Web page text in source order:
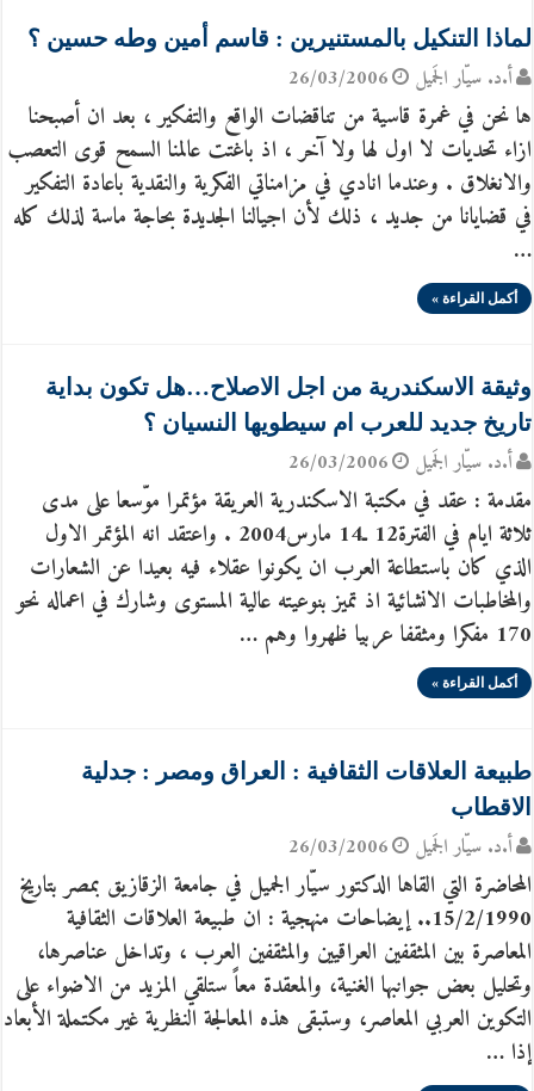
لماذا التنكيل بالمستنيرين : قاسم أمين وطه حسين ؟
أ.د. سيّار الجَميل 26/03/2006
ها نحن في غمرة قاسية من تناقضات الواقع والتفكير ، بعد ان أصبحنا
ازاء تحديات لا اول لها ولا آخر ، اذ باغتت عالمنا السمح قوى التعصب
والانغلاق . وعندما انادي في مزامناتي الفكرية والنقدية باعادة التفكير
في قضايانا من جديد ، ذلك لأن اجيالنا الجديدة بحاجة ماسة لذلك كله
…
أكمل القراءة »
وثيقة الاسكندرية من اجل الاصلاح…هل تكون بداية
تاريخ جديد للعرب ام سيطويها النسيان ؟
أ.د. سيّار الجَميل 26/03/2006
مقدمة : عقد في مكتبة الاسكندرية العريقة مؤتمرا موّسعا على مدى
ثلاثة ايام في الفترة‏12‏ ـ‏14‏ مارس‏2004 . واعتقد انه المؤتمر الاول
الذي كان باستطاعة العرب ان يكونوا عقلاء فيه بعيدا عن الشعارات
والمخاطبات الانشائية اذ تميز بنوعيته عالية المستوى وشارك في اعماله نحو
170 مفكرا ومثقفا عربيا ظهروا وهم …
أكمل القراءة »
طبيعة العلاقات الثقافية : العراق ومصر : جدلية
الاقطاب
أ.د. سيّار الجَميل 26/03/2006
المحاضرة التي القاها الدكتور سيّار الجميل في جامعة الزقازيق بمصر بتاريخ
15/2/1990.. إيضاحات منهجية : ان طبيعة العلاقات الثقافية
المعاصرة بين المثقفين العراقيين والمثقفين العرب ، وتداخل عناصرها،
وتحليل بعض جوانبها الغنية، والمعقدة معاً ستلقي المزيد من الاضواء على
التكوين العربي المعاصر، وستبقى هذه المعالجة النظرية غير مكتملة الأبعاد
إذا …